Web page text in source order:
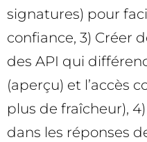
signatures) pour
confiance, 3) Créer
des API qui
(aperçu) et l’accès
plus de fraîcheur),
dans les réponses